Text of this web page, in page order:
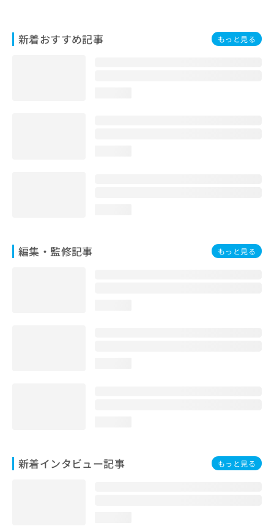
新着おすすめ記事 もっと見る
編集・監修記事 もっと見る
新着インタビュー記事 もっと見る
い
合